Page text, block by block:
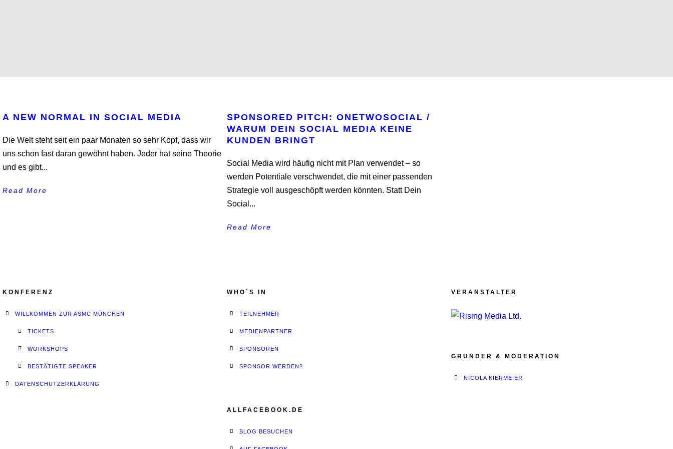
A NEW NORMAL IN SOCIAL MEDIA
Die Welt steht seit ein paar Monaten so sehr Kopf, dass wir
uns schon fast daran gewöhnt haben. Jeder hat seine Theorie
und es gibt...
Read More
SPONSORED PITCH: ONETWOSOCIAL /
WARUM DEIN SOCIAL MEDIA KEINE
KUNDEN BRINGT
Social Media wird häufig nicht mit Plan verwendet – so
werden Potentiale verschwendet, die mit einer passenden
Strategie voll ausgeschöpft werden könnten. Statt Dein
Social...
Read More
KONFERENZ
WILLKOMMEN ZUR ASMC MÜNCHEN
TICKETS
WORKSHOPS
BESTÄTIGTE SPEAKER
DATENSCHUTZERKLÄRUNG
WHO´S IN
TEILNEHMER
MEDIENPARTNER
SPONSOREN
SPONSOR WERDEN?
ALLFACEBOOK.DE
BLOG BESUCHEN
VERANSTALTER
GRÜNDER & MODERATION
NICOLA KIERMEIER